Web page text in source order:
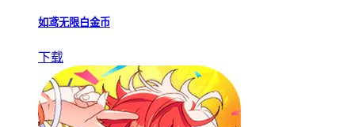
如鸢无限白金币
下载